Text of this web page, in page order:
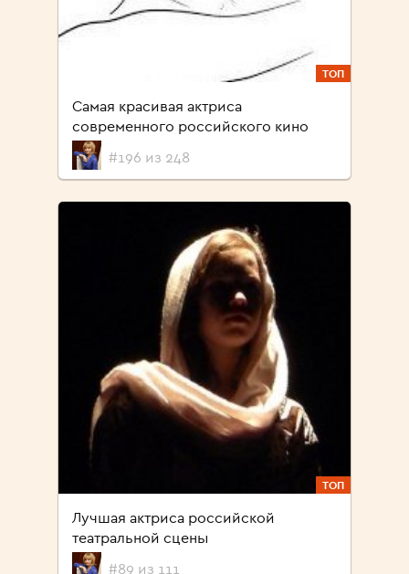
ТОП
Cамая красивая актриса
современного российского кино
#196 из 248
ТОП
Лучшая актриса российской
театральной сцены
#89 из 111